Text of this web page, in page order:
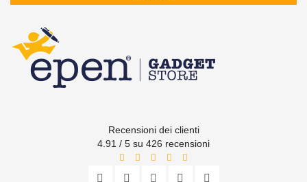
Recensioni dei clienti
4.91 / 5 su 426 recensioni